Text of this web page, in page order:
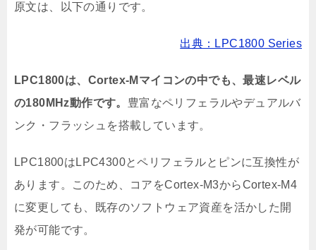
原文は、以下の通りです。
出典：LPC1800 Series
LPC1800は、Cortex-Mマイコンの中でも、最速レベル
の180MHz動作です。 豊富なペリフェラルやデュアルバ
ンク・フラッシュを搭載しています。
LPC1800はLPC4300とペリフェラルとピンに互換性が
あります。このため、コアをCortex-M3からCortex-M4
に変更しても、既存のソフトウェア資産を活かした開
発が可能です。